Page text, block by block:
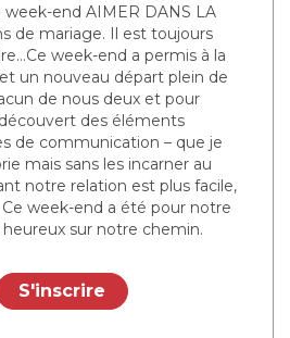
week-end AIMER DANS LA
de mariage. Il est toujours
week-end a permis à la
un nouveau départ plein de
de nous deux et pour
des éléments
de communication – que je
mais sans les incarner au
notre relation est plus facile,
Ce week-end a été pour notre
sur notre chemin.
S'inscrire